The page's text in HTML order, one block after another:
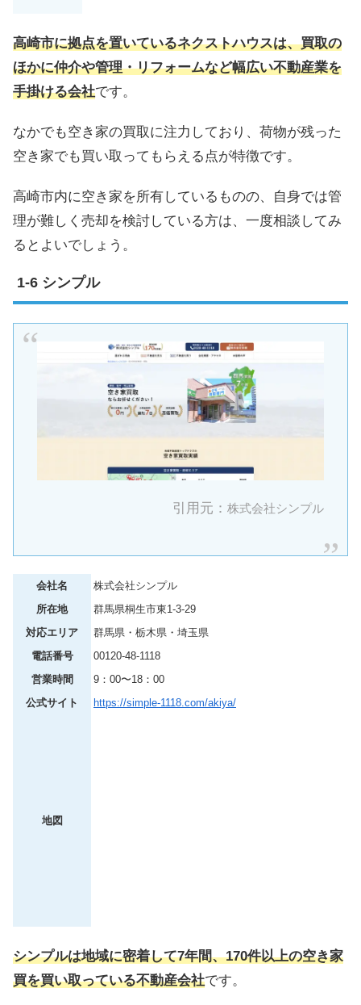
高崎市に拠点を置いているネクストハウスは、買取の
ほかに仲介や管理・リフォームなど幅広い不動産業を
手掛ける会社です。
なかでも空き家の買取に注力しており、荷物が残った
空き家でも買い取ってもらえる点が特徴です。
高崎市内に空き家を所有しているものの、自身では管
理が難しく売却を検討している方は、一度相談してみ
るとよいでしょう。
シンプル
引用元：株式会社シンプル
会社名
株式会社シンプル
所在地
群馬県桐生市東1-3-29
対応エリア
群馬県・栃木県・埼玉県
電話番号
00120-48-1118
営業時間
9：00〜18：00
公式サイト
https://simple-1118.com/akiya/
地図
シンプルは地域に密着して7年間、170件以上の空き家
買を買い取っている不動産会社です。